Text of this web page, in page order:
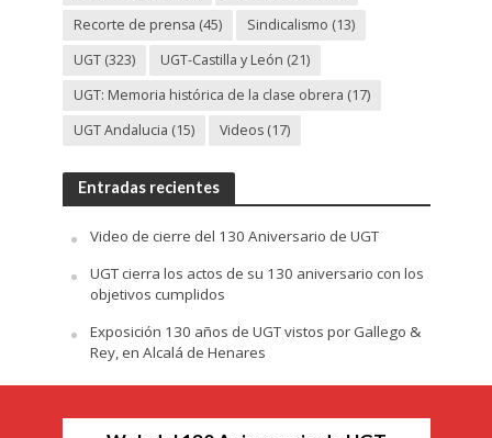
Recorte de prensa (45) Sindicalismo (13)
UGT(323) UGT-Castilla y León (21)
UGT: Memoria histórica de la clase obrera (17)
UGT Andalucia (15) Videos(17)
Entradas recientes
Video de cierre del 130 Aniversario de UGT
UGT cierra los actos de su 130 aniversario con los
objetivos cumplidos
Exposición 130 años de UGT vistos por Gallego &
Rey, en Alcalá de Henares